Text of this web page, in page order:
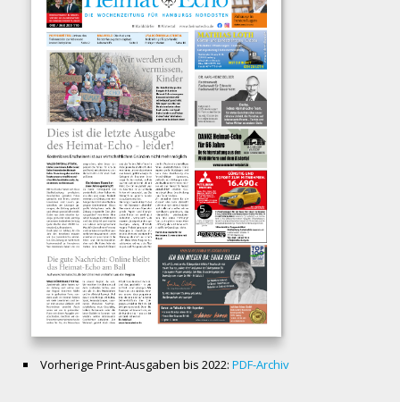
Vorherige Print-Ausgaben bis 2022: PDF-Archiv